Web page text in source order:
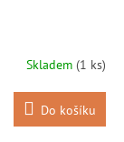
Skladem (1 ks)
Do košíku